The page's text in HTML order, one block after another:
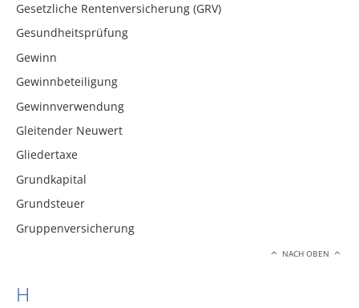
Gesetzliche Rentenversicherung (GRV)
Gesundheitsprüfung
Gewinn
Gewinnbeteiligung
Gewinnverwendung
Gleitender Neuwert
Gliedertaxe
Grundkapital
Grundsteuer
Gruppenversicherung
NACH OBEN
H